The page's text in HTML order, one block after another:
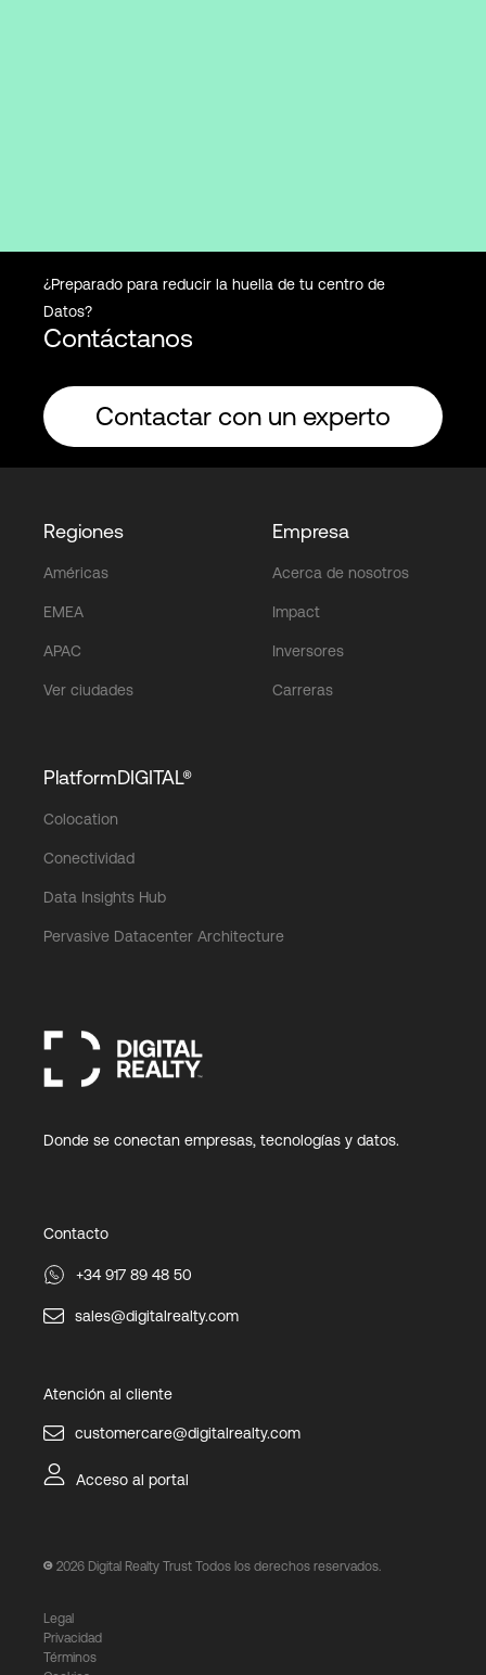
¿Preparado para reducir la huella de tu centro de
Datos?
Contáctanos
Contactar con un experto
Regiones
Américas
EMEA
APAC
Ver ciudades
Empresa
Acerca de nosotros
Impact
Inversores
Carreras
PlatformDIGITAL®
Colocation
Conectividad
Data Insights Hub
Pervasive Datacenter Architecture
Donde se conectan empresas, tecnologías y datos.
Contacto
+34 917 89 48 50
sales@digitalrealty.com
Atención al cliente
customercare@digitalrealty.com
Acceso al portal
2026 Digital Realty Trust Todos los derechos reservados.
Legal
Privacidad
Términos